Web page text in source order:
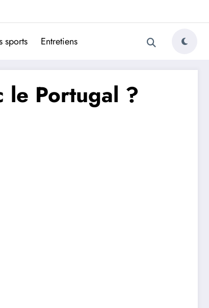
sports Entretiens
le Portugal ?